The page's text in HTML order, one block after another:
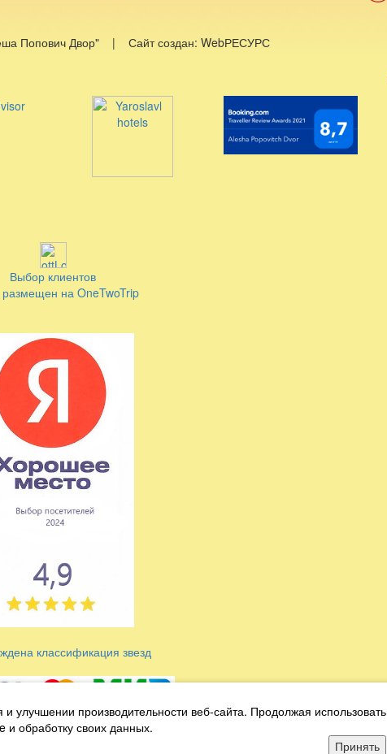
Попович Двор" | Сайт создан: WebРЕСУРС
Выбор клиентов
на OneTwoTrip
классификация звезд
оплаты и возврата
производительности веб-сайта. Продолжая использовать
и обработку своих данных.
Принять